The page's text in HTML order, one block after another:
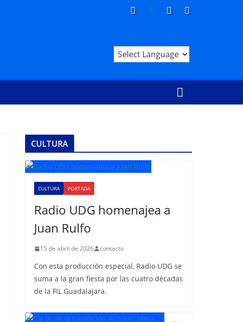
CULTURA
CULTURA PORTADA
Radio UDG homenajea a
Juan Rulfo
15 de abril de 2026 contacto
Con esta producción especial, Radio UDG se
suma a la gran fiesta por las cuatro décadas
de la FIL Guadalajara.